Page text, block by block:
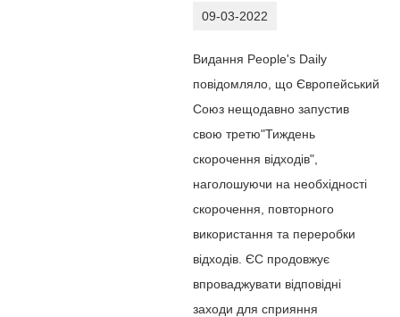
09-03-2022
Видання People's Daily
повідомляло, що Європейський
Союз нещодавно запустив
свою третю"Тиждень
скорочення відходів",
наголошуючи на необхідності
скорочення, повторного
використання та переробки
відходів. ЄС продовжує
впроваджувати відповідні
заходи для сприяння